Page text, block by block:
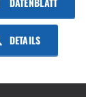
DETAILS